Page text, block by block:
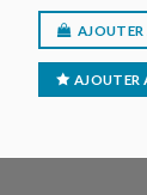
AJOUTER
AJOUTER